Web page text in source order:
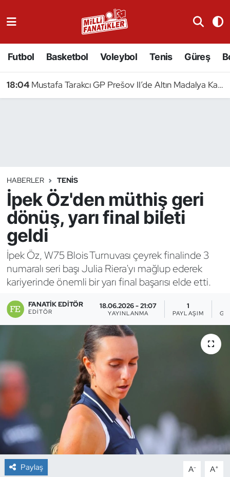
Futbol Basketbol Voleybol Tenis Güreş
18:04 Mustafa Tarakcı GP Prešov II’de Altın Madalya Kazandı
HABERLER TENIS
İpek Öz'den müthiş geri
dönüş, yarı final bileti
geldi
İpek Öz, W75 Blois Turnuvası çeyrek finalinde 3
numaralı seri başı Julia Riera'yı mağlup ederek
kariyerinde önemli bir yarı final başarısı elde etti.
FANATIK EDITÖR
EDITÖR
18.06.2026 - 21:07
YAYINLANMA
1
PAYLAŞIM
Paylaş A- A+
Badminton
Binicilik
Bisiklet
Bocce Bowling Dart
Boks
Briç
Buz Hokeyi
Çim Hokeyi
Cimnastik
Curling
Dağcılık